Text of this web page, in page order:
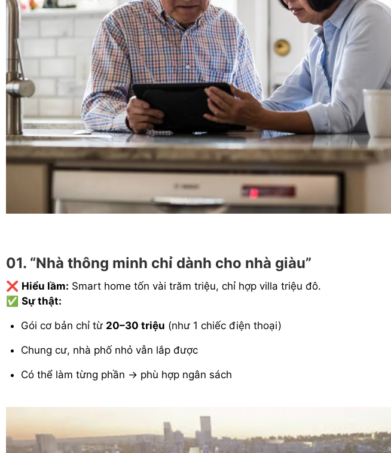
01. “Nhà thông minh chỉ dành cho nhà giàu”
❌ Hiểu lầm: Smart home tốn vài trăm triệu, chỉ hợp villa triệu đô.
✅ Sự thật:
Gói cơ bản chỉ từ 20–30 triệu (như 1 chiếc điện thoại)
Chung cư, nhà phố nhỏ vẫn lắp được
Có thể làm từng phần → phù hợp ngân sách